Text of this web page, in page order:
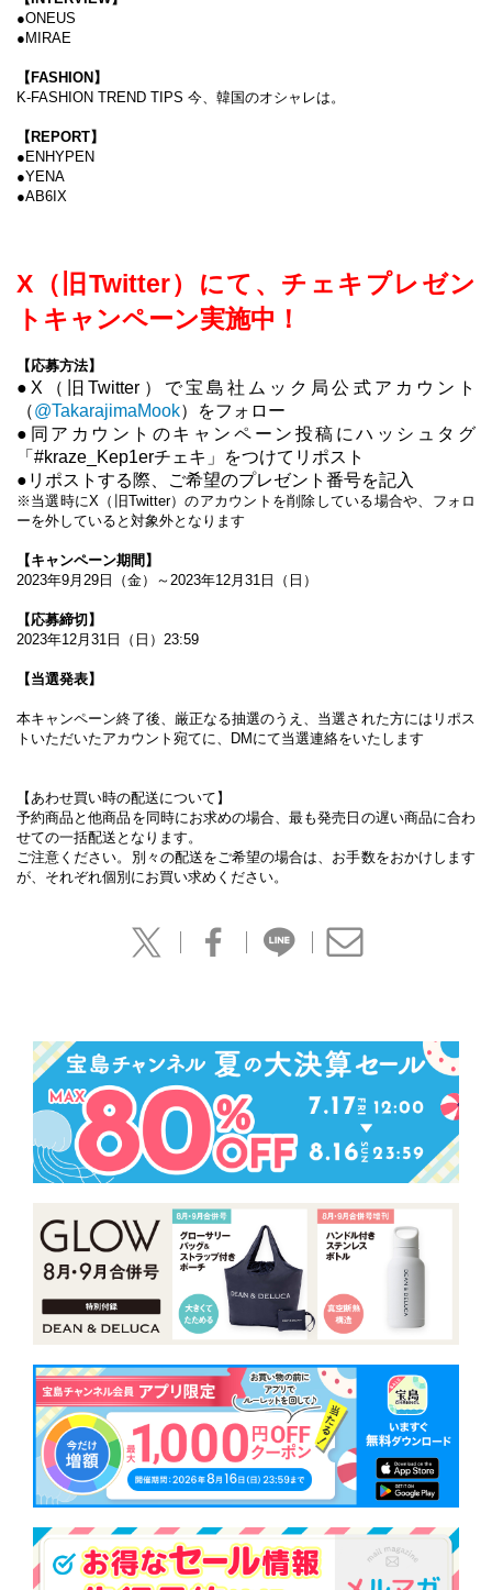
●ONEUS
●MIRAE
【FASHION】
K-FASHION TREND TIPS 今、韓国のオシャレは。
【REPORT】
●ENHYPEN
●YENA
●AB6IX
X （旧 Twitter）にて、チェキプレゼン
トキャンペーン実施中！
【応募方法】
● X （旧Twitter ）で宝島社ムック局公式アカウント
（@TakarajimaMook）をフォロー
●同アカウントのキャンペーン投稿にハッシュタグ
「 #kraze_Kep1erチェキ」をつけてリポスト
●リポストする際、ご希望のプレゼント番号を記入
※当選時にX （旧Twitter）のアカウントを削除している場合や、フォロ
ーを外していると対象外となります
【キャンペーン期間】
2023年9 月 29 日（金）～ 2023年12 月 31 日（日）
【応募締切】
2023年12 月 31 日（日） 23:59
【当選発表】
本キャンペーン終了後、厳正なる抽選のうえ、当選された方にはリポス
トいただいたアカウント宛てに、
DM にて当選連絡をいたします
【あわせ買い時の配送について】
予約商品と他商品を同時にお求めの場合、最も発売日の遅い商品に合わ
せての一括配送となります。
ご注意ください。別々の配送をご希望の場合は、お手数をおかけします
が、それぞれ個別にお買い求めください。